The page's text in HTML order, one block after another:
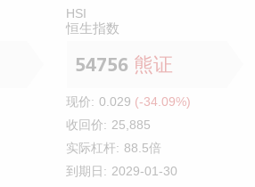
HSI
恒生指数
54756 熊证
现价: 0.029 (-34.09%)
收回价: 25,885
实际杠杆: 88.5倍
到期日: 2029-01-30